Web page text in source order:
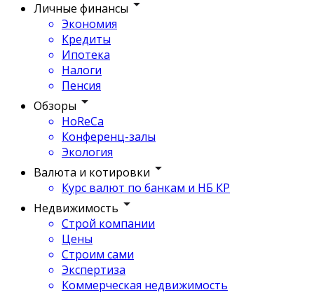
Личные финансы
Экономия
Кредиты
Ипотека
Налоги
Пенсия
Обзоры
HoReCa
Конференц-залы
Экология
Валюта и котировки
Курс валют по банкам и НБ КР
Недвижимость
Строй компании
Цены
Строим сами
Экспертиза
Коммерческая недвижимость